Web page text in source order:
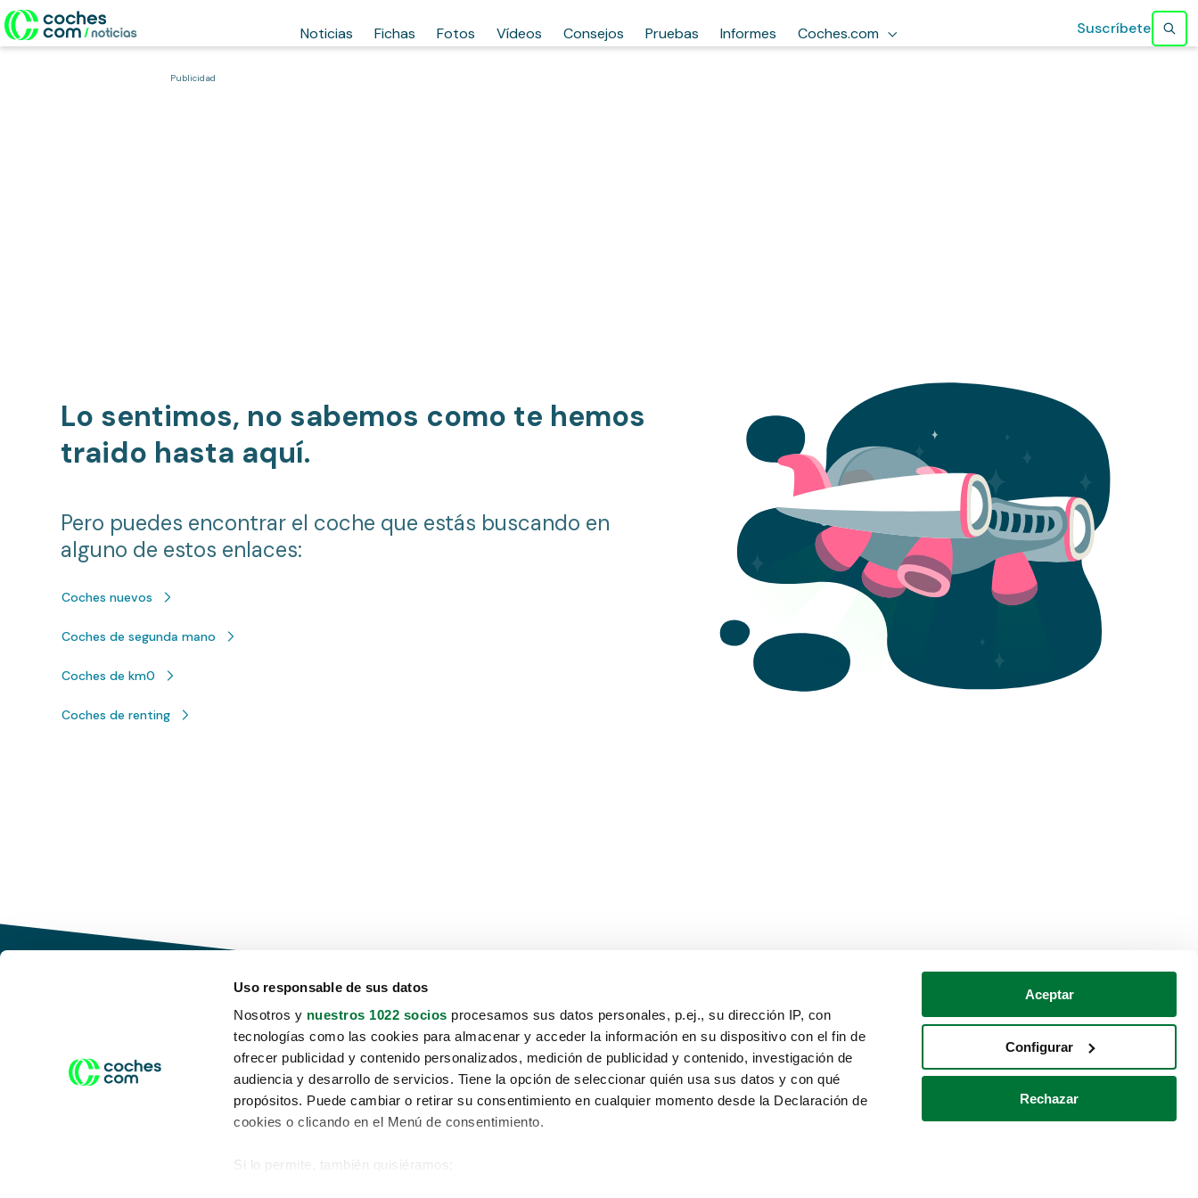
Uso responsable de sus datos
Nosotros y nuestros 1022 socios procesamos sus datos personales, p.ej., su dirección IP, con
tecnologías como las cookies para almacenar y acceder la información en su dispositivo con el fin de
ofrecer publicidad y contenido personalizados, medición de publicidad y contenido, investigación de
audiencia y desarrollo de servicios. Tiene la opción de seleccionar quién usa sus datos y con qué
propósitos. Puede cambiar o retirar su consentimiento en cualquier momento desde la Declaración de
cookies o clicando en el Menú de consentimiento.
Si lo permite, también quisiéramos:
Aceptar
Configurar
Rechazar
Noticias Fichas Fotos Vídeos Consejos Pruebas Informes Coches.com Suscríbete
Publicidad
Lo sentimos, no sabemos como te hemos
traido hasta aquí.
Pero puedes encontrar el coche que estás buscando en
alguno de estos enlaces:
Coches nuevos
Coches de segunda mano
Coches de km0
Coches de renting
Conduce tu futuro,
desata tu movilidad